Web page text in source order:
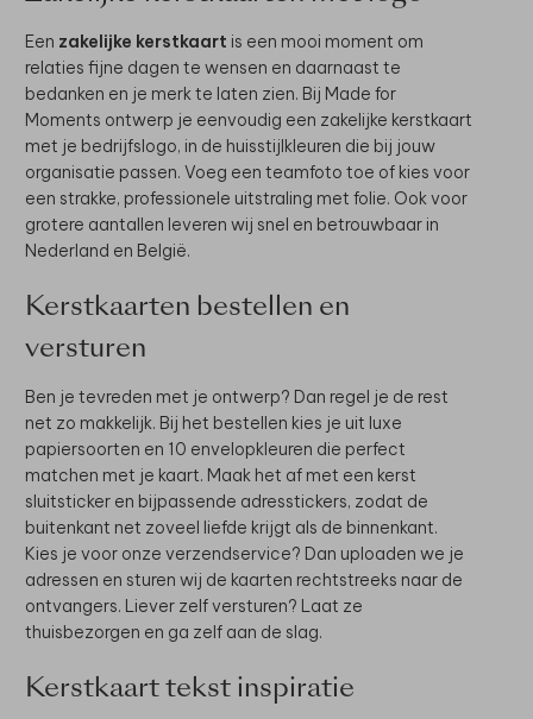
Een zakelijke kerstkaart is een mooi moment om
relaties fijne dagen te wensen en daarnaast te
bedanken en je merk te laten zien. Bij Made for
Moments ontwerp je eenvoudig een zakelijke kerstkaart
met je bedrijfslogo, in de huisstijlkleuren die bij jouw
organisatie passen. Voeg een teamfoto toe of kies voor
een strakke, professionele uitstraling met folie. Ook voor
grotere aantallen leveren wij snel en betrouwbaar in
Nederland en België.
Kerstkaarten bestellen en
versturen
Ben je tevreden met je ontwerp? Dan regel je de rest
net zo makkelijk. Bij het bestellen kies je uit luxe
papiersoorten en 10 envelopkleuren die perfect
matchen met je kaart. Maak het af met een kerst
sluitsticker en bijpassende adresstickers, zodat de
buitenkant net zoveel liefde krijgt als de binnenkant.
Kies je voor onze verzendservice? Dan uploaden we je
adressen en sturen wij de kaarten rechtstreeks naar de
ontvangers. Liever zelf versturen? Laat ze
thuisbezorgen en ga zelf aan de slag.
Kerstkaart tekst inspiratie